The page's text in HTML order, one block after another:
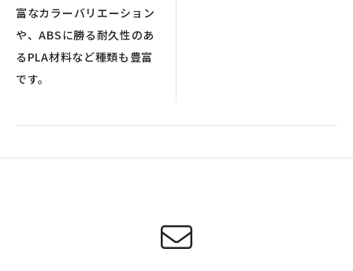
富なカラーバリエーション
や、ABSに勝る耐久性のあ
るPLA材料など種類も豊富
です。